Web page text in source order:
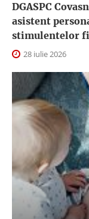
DGASPC
asistent
stimulentelor
28 iulie 2026